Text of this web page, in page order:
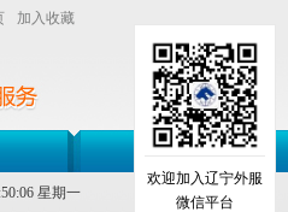
加入收藏
星期一
欢迎加入辽宁外服
微信平台